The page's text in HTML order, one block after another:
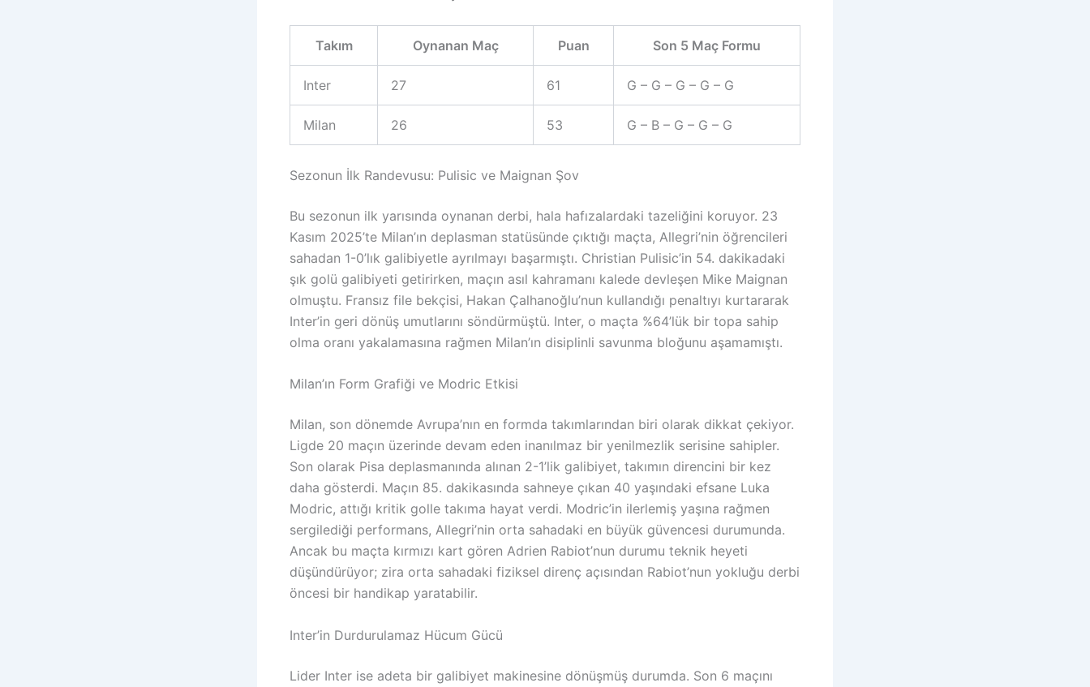
Takım Oynanan Maç Puan Son 5 Maç Formu
Inter 27 61 G – G – G – G – G
Milan 26 53 G – B – G – G – G
Sezonun İlk Randevusu: Pulisic ve Maignan Şov
Bu sezonun ilk yarısında oynanan derbi, hala hafızalardaki tazeliğini koruyor. 23
Kasım 2025’te Milan’ın deplasman statüsünde çıktığı maçta, Allegri’nin öğrencileri
sahadan 1-0’lık galibiyetle ayrılmayı başarmıştı. Christian Pulisic’in 54. dakikadaki
şık golü galibiyeti getirirken, maçın asıl kahramanı kalede devleşen Mike Maignan
olmuştu. Fransız file bekçisi, Hakan Çalhanoğlu’nun kullandığı penaltıyı kurtararak
Inter’in geri dönüş umutlarını söndürmüştü. Inter, o maçta %64’lük bir topa sahip
olma oranı yakalamasına rağmen Milan’ın disiplinli savunma bloğunu aşamamıştı.
Milan’ın Form Grafiği ve Modric Etkisi
Milan, son dönemde Avrupa’nın en formda takımlarından biri olarak dikkat çekiyor.
Ligde 20 maçın üzerinde devam eden inanılmaz bir yenilmezlik serisine sahipler.
Son olarak Pisa deplasmanında alınan 2-1’lik galibiyet, takımın direncini bir kez
daha gösterdi. Maçın 85. dakikasında sahneye çıkan 40 yaşındaki efsane Luka
Modric, attığı kritik golle takıma hayat verdi. Modric’in ilerlemiş yaşına rağmen
sergilediği performans, Allegri’nin orta sahadaki en büyük güvencesi durumunda.
Ancak bu maçta kırmızı kart gören Adrien Rabiot’nun durumu teknik heyeti
düşündürüyor; zira orta sahadaki fiziksel direnç açısından Rabiot’nun yokluğu derbi
öncesi bir handikap yaratabilir.
Inter’in Durdurulamaz Hücum Gücü
Lider Inter ise adeta bir galibiyet makinesine dönüşmüş durumda. Son 6 maçını